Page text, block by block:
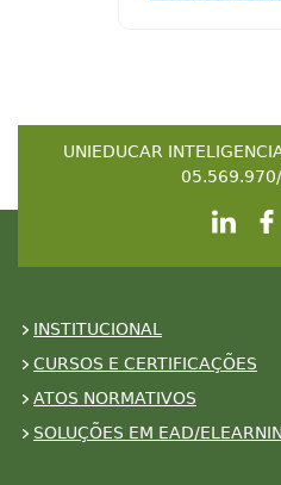
UNIEDUCAR
INSTITUCIONAL
CURSOS E CERTIFICAÇÕES
ATOS NORMATIVOS
SOLUÇÕES EM EAD/